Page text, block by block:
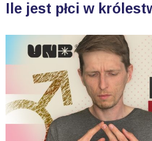
Ile jest płci w